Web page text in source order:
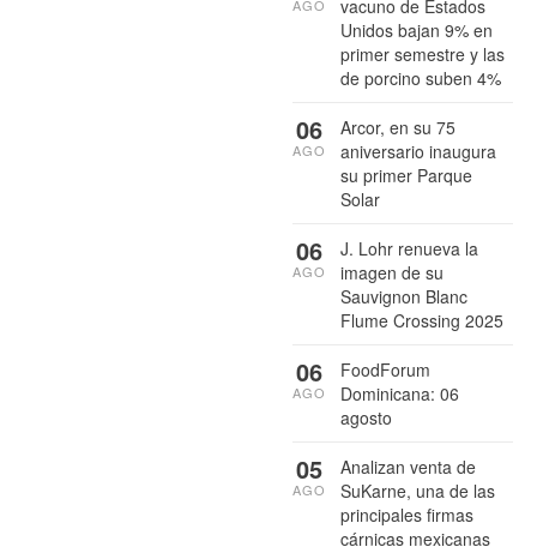
vacuno de Estados
Unidos bajan 9% en
primer semestre y las
de porcino suben 4%
AGO
Arcor, en su 75
aniversario inaugura
su primer Parque
Solar
06
AGO
J. Lohr renueva la
imagen de su
Sauvignon Blanc
Flume Crossing 2025
06
AGO
FoodForum
Dominicana: 06
agosto
06
AGO
Analizan venta de
SuKarne, una de las
principales firmas
cárnicas mexicanas
05
AGO